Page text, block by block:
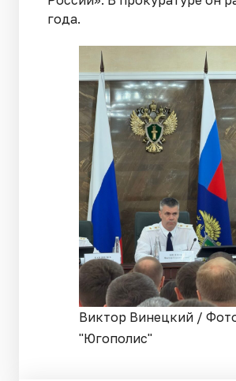
года.
Виктор Винецкий /
"Югополис"